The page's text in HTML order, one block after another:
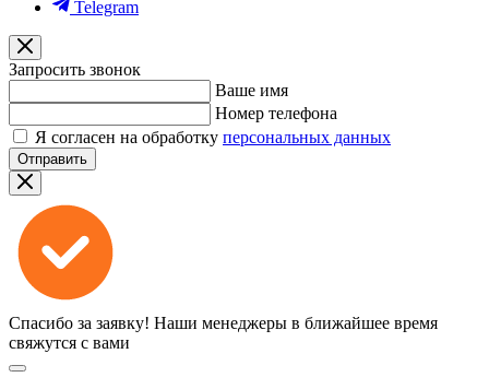
Telegram
Запросить звонок
Ваше имя
Номер телефона
Я согласен на обработку персональных данных
Отправить
Спасибо за заявку! Наши менеджеры в ближайшее время
свяжутся с вами